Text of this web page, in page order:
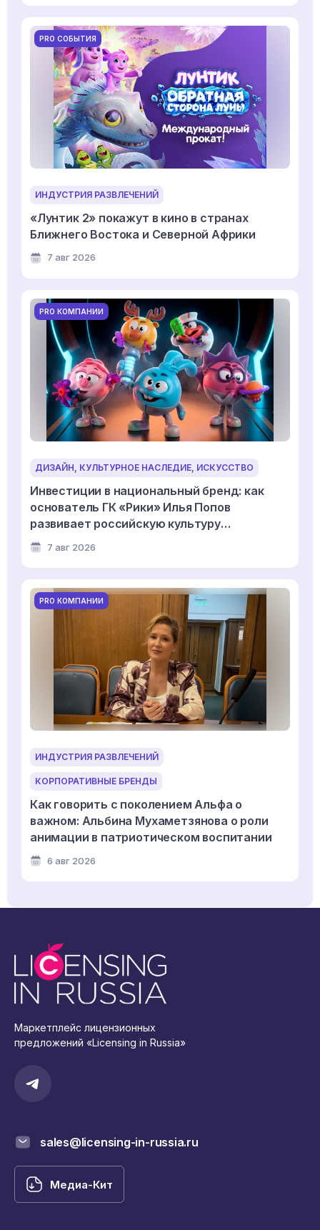
PRO СОБЫТИЯ
ИНДУСТРИЯ РАЗВЛЕЧЕНИЙ
«Лунтик 2» покажут в кино в странах
Ближнего Востока и Северной Африки
7 авг 2026
PRO КОМПАНИИ
ДИЗАЙН, КУЛЬТУРНОЕ НАСЛЕДИЕ, ИСКУССТВО
Инвестиции в национальный бренд: как
основатель ГК «Рики» Илья Попов
развивает российскую культуру
дизайнерской игрушки
7 авг 2026
PRO КОМПАНИИ
ИНДУСТРИЯ РАЗВЛЕЧЕНИЙ
КОРПОРАТИВНЫЕ БРЕНДЫ
Как говорить с поколением Альфа о
важном: Альбина Мухаметзянова о роли
анимации в патриотическом воспитании
6 авг 2026
Маркетплейс лицензионных
предложений «Licensing in Russia»
sales@licensing-in-russia.ru
Медиа-Кит